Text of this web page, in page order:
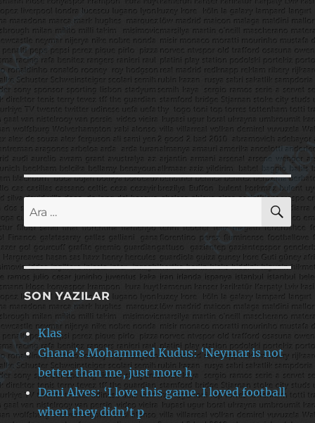
Ara:
SON YAZILAR
Klas
Ghana’s Mohammed Kudus: ‘Neymar is not
better than me, just more h
Dani Alves: ‘I love this game. I loved football
when they didn’t p